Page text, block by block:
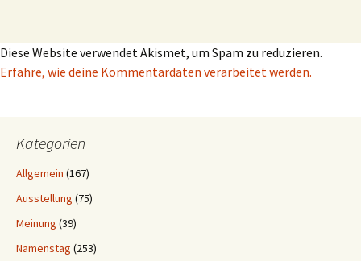
Diese Website verwendet Akismet, um Spam zu reduzieren.
Erfahre, wie deine Kommentardaten verarbeitet werden.
Kategorien
Allgemein (167)
Ausstellung (75)
Meinung (39)
Namenstag (253)